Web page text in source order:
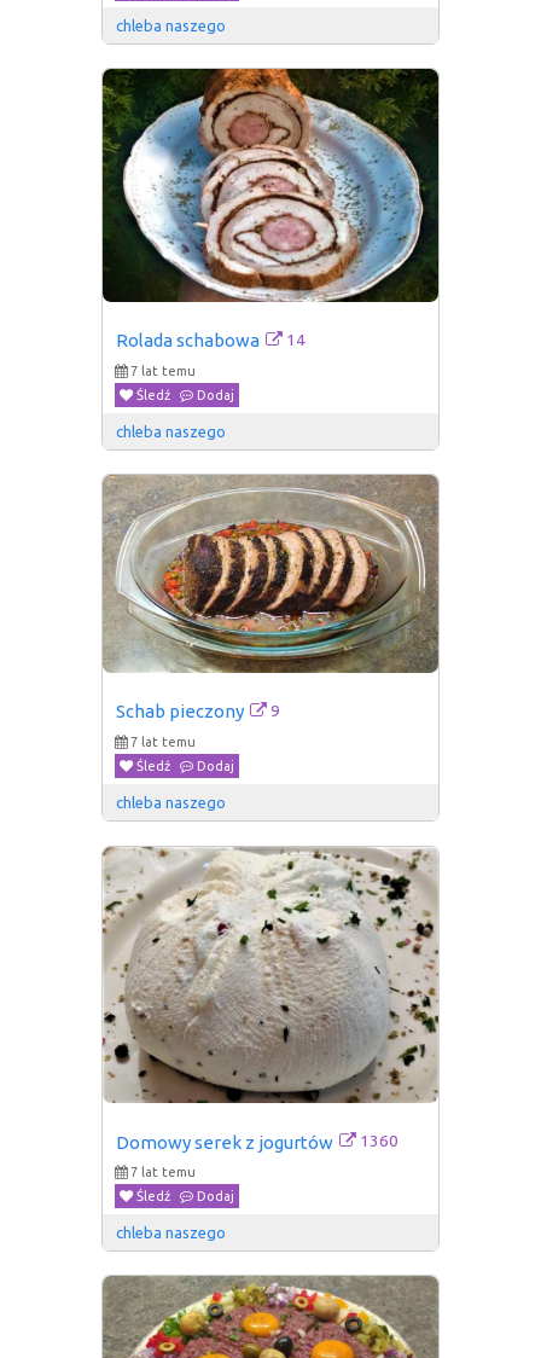
chleba naszego
Rolada schabowa 14
7 lat temu
Śledź
Dodaj
chleba naszego
Schab pieczony 9
7 lat temu
Śledź
Dodaj
chleba naszego
Domowy serek z jogurtów 1360
7 lat temu
Śledź
Dodaj
chleba naszego